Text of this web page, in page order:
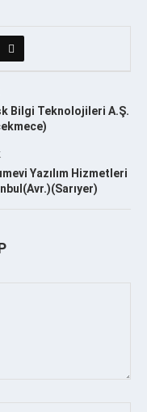
Bilgi Teknolojileri A.Ş.
Yazılım Hizmetleri